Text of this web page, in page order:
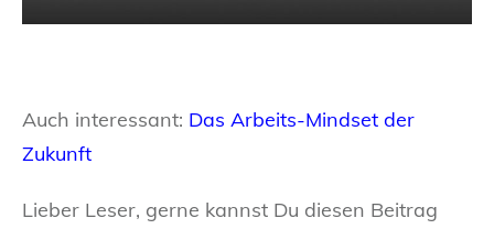
Auch interessant: Das Arbeits-Mindset der
Zukunft
Lieber Leser, gerne kannst Du diesen Beitrag